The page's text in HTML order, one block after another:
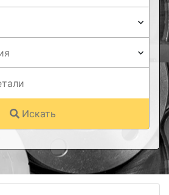
Искать